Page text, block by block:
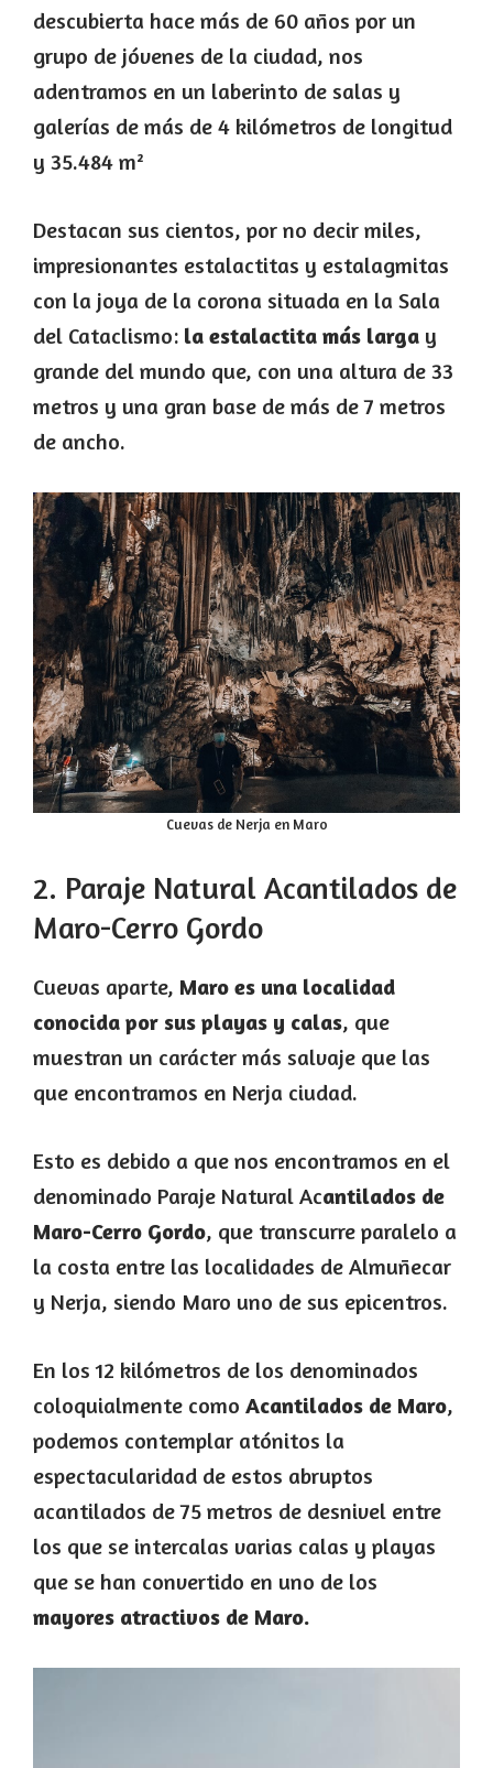
descubierta hace más de 60 años por un
grupo de jóvenes de la ciudad, nos
adentramos en un laberinto de salas y
galerías de más de 4 kilómetros de longitud
y 35.484 m²
Destacan sus cientos, por no decir miles,
impresionantes estalactitas y estalagmitas
con la joya de la corona situada en la Sala
del Cataclismo: la estalactita más larga y
grande del mundo que, con una altura de 33
metros y una gran base de más de 7 metros
de ancho.
Cuevas de Nerja en Maro
2. Paraje Natural Acantilados de
Maro-Cerro Gordo
Cuevas aparte, Maro es una localidad
conocida por sus playas y calas, que
muestran un carácter más salvaje que las
que encontramos en Nerja ciudad.
Esto es debido a que nos encontramos en el
denominado Paraje Natural Acantilados de
Maro-Cerro Gordo, que transcurre paralelo a
la costa entre las localidades de Almuñecar
y Nerja, siendo Maro uno de sus epicentros.
En los 12 kilómetros de los denominados
coloquialmente como Acantilados de Maro,
podemos contemplar atónitos la
espectacularidad de estos abruptos
acantilados de 75 metros de desnivel entre
los que se intercalas varias calas y playas
que se han convertido en uno de los
mayores atractivos de Maro.